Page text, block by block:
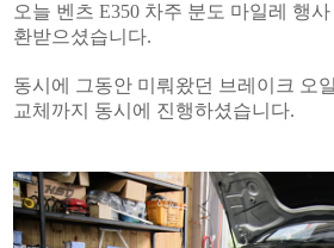
오늘 벤츠 E350 차주 분도 마일레 행
환받으셨습니다.
동시에 그동안 미뤄왔던 브레이크 오
교체까지 동시에 진행하셨습니다.